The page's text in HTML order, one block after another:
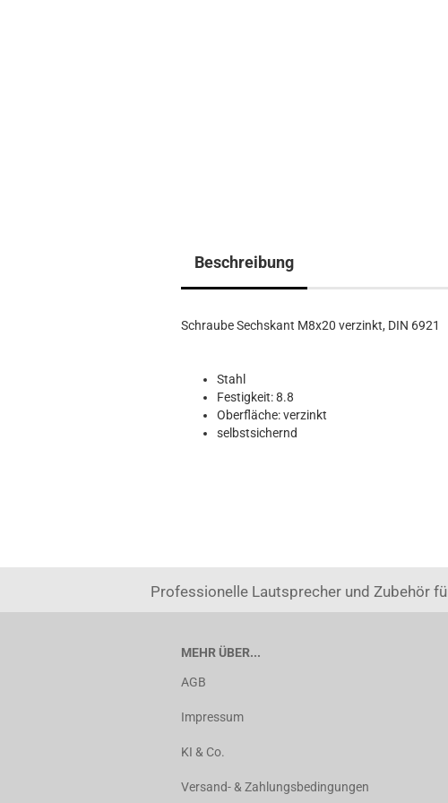
Beschreibung
Schraube Sechskant M8x20 verzinkt, DIN 6921
Stahl
Festigkeit: 8.8
Oberfläche: verzinkt
selbstsichernd
Professionelle Lautsprecher und Zubehör
MEHR ÜBER...
AGB
Impressum
KI & Co.
Versand- & Zahlungsbedingungen